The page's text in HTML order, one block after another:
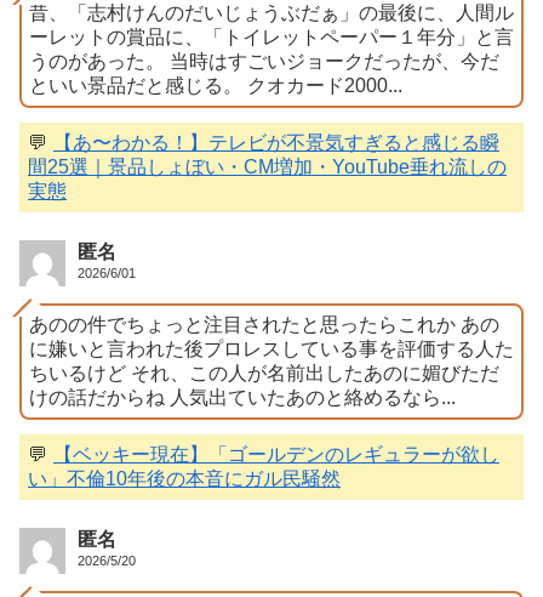
昔、「志村けんのだいじょうぶだぁ」の最後に、人間ル
ーレットの賞品に、「トイレットペーパー１年分」と言
うのがあった。 当時はすごいジョークだったが、今だ
といい景品だと感じる。 クオカード2000...
💬
【あ〜わかる！】テレビが不景気すぎると感じる瞬
間25選｜景品しょぼい・CM増加・YouTube垂れ流しの
実態
匿名
2026/6/01
あのの件でちょっと注目されたと思ったらこれか あの
に嫌いと言われた後プロレスしている事を評価する人た
ちいるけど それ、この人が名前出したあのに媚びただ
けの話だからね 人気出ていたあのと絡めるなら...
💬
【ベッキー現在】「ゴールデンのレギュラーが欲し
い」不倫10年後の本音にガル民騒然
匿名
2026/5/20